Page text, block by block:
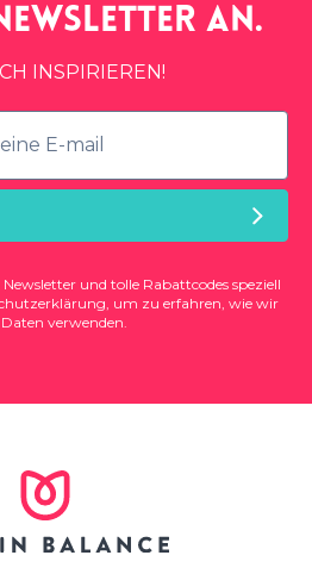
an.
INSPIRIEREN!
und tolle Rabattcodes speziell
, um zu erfahren, wie wir
Daten verwenden.